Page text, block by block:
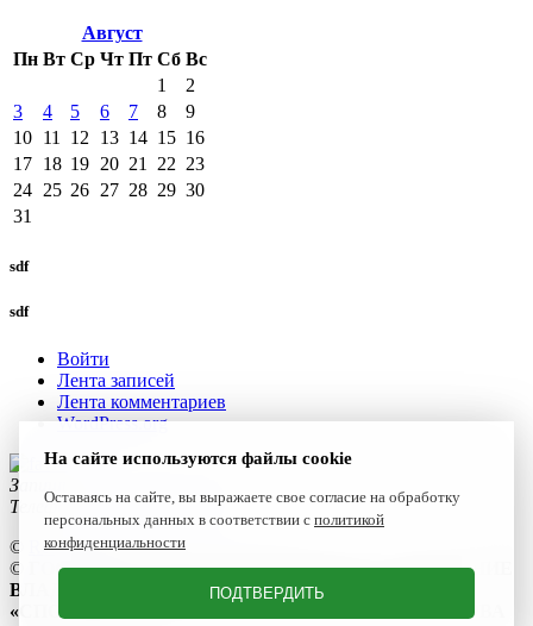
Август
Пн Вт Ср Чт Пт Сб Вс
1
2
3
4 5 6 7 8
9
10 11 12 13 14 15 16
17 18 19 20 21 22 23
24 25 26 27 28 29 30
31
sdf
sdf
Войти
Лента записей
Лента комментариев
WordPress.org
Запишитесь к нам сегодня!
Телефон:+7(4922) 47-06-22
©
Reset 2021
©
ГОСУДАРСТВЕННОЕ БЮДЖЕТНОЕ УЧРЕЖДЕНИЕ
ВЛАДИМИРСКОЙ ОБЛАСТИ
«СПОРТИВНАЯ ШКОЛА ОЛИМПИЙСКОГО РЕЗЕРВА
На сайте используются файлы cookie
Оставаясь на сайте, вы выражаете свое согласие на обработку
персональных данных в соответствии с политикой
конфиденциальности
ПОДТВЕРДИТЬ